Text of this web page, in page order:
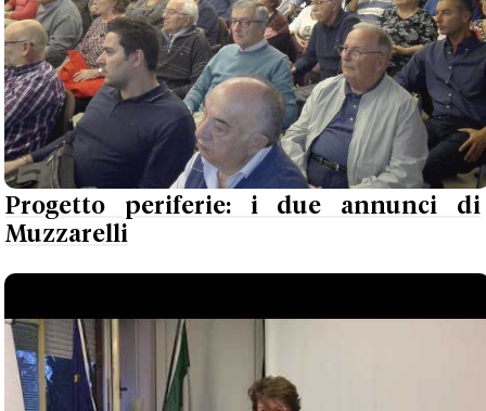
Progetto periferie: i due annunci di
Muzzarelli